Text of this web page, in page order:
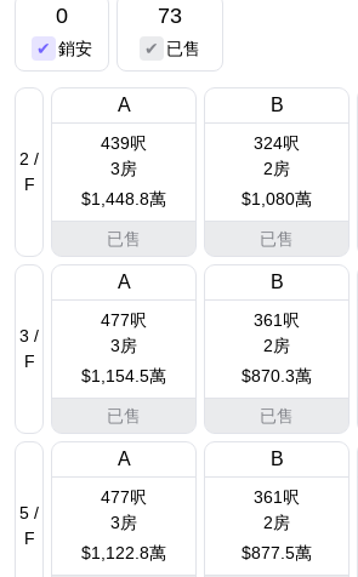
0
銷安
73
已售
2 /
F
3 /
F
5 /
F
A
439呎
3房
$1,448.8萬
已售
B
324呎
2房
$1,080萬
已售
A
477呎
3房
$1,154.5萬
已售
B
361呎
2房
$870.3萬
已售
A
477呎
3房
$1,122.8萬
B
361呎
2房
$877.5萬